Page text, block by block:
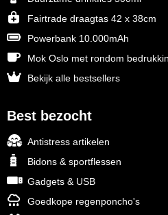
Fairtrade draagtas 42 x 38cm
Powerbank 10.000mAh
Mok Oslo met rondom
Bekijk alle bestsellers
Best bezocht
Antistress artikelen
Bidons & sportflessen
Gadgets & USB
Goedkope regenponcho's